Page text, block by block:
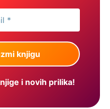
i novih prilika!